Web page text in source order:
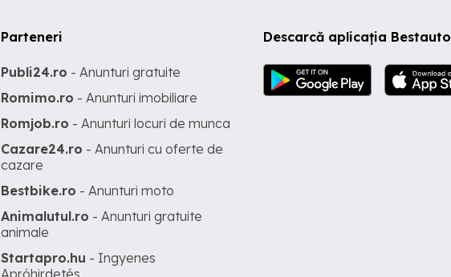
Descarcă aplicația Bestauto
Parteneri
Publi24.ro - Anunturi gratuite
Romimo.ro - Anunturi imobiliare
Romjob.ro - Anunturi locuri de munca
Cazare24.ro - Anunturi cu oferte de
cazare
Bestbike.ro - Anunturi moto
Animalutul.ro - Anunturi gratuite
animale
Startapro.hu - Ingyenes
Apróhirdetés